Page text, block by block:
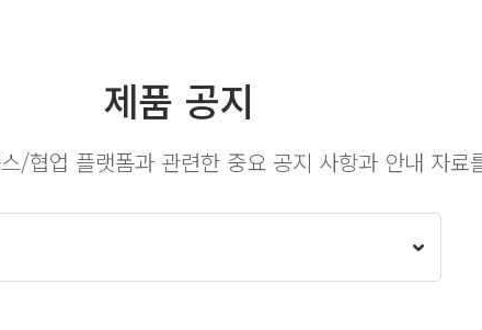
제품 공지
/협업 플랫폼과 관련한 중요 공지 사항과 안내 자료